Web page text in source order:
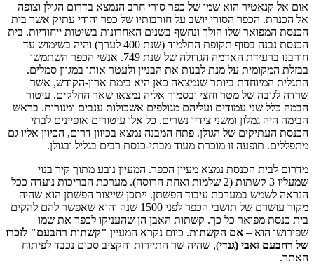
אום אל קנאטיר הוא שמו של כפר סורי חרב הנמצא בדרום הגולן וצופה
אל הכנרת. הכפר הסורי יושב על חורבותיו של כפר יהודי עתיק אשר בית
הכנסת המפואר שלו הולך ונחשף בשנים האחרונות בשיטות ייחודיות. בית
הכנסת נבנה בסוף תקופת התלמוד (שנת 400 לערך) והיה בשימוש עד
חורבנו ברעידת האדמה הגדולה של שנת 749. אנשי הכפר השתמשו
בבזלת המקומית על מנת לבנות את הבניין ולעטר אותו במגוון סמלים.
התגלית המיוחדת ביותר שנמצאה כאן היא בימת ארון-הקודש, אשר
שרדה לגובה של מטר וחצי ובסמוך אליה נמצאו שאר החלקים. עיטור
הבמה כלל שני עמודים ועליהם מגולפים אשכולות ענבים ומנורות. בראש
הבימה היה גמלון ומשני צידיו נשרים. כל אלו עיטורים אופיינים לבתי
הכנסת העתיקים של הגולן. פתח המבנה נמצא בכיוון דרום, הכיוון אליו גם
מתפללים. תופעה זו מוכרת מעוד מבתי-כנסת רבים בגליל ובגולן.
מדרום לבית הכנסת נמצא מעיין הכפר. המעיין נובע מתוך קיר בנוי
שמעליו 3 קשתות (2 שלמות ואחת הרוסה). מערכת הבריכות נועדה ככל
הנראה לשמש במערכת עיבוד הפשתן. ייתכן שייצור הפשתן הוא שהיה
מקור עושרם של תושבי הכפר לפני 1500 שנה והוא שאפשר להם להקים
בית כנסת מפואר כל כך. קשתות האבן הן שהעניקו לכפר את שמו
שפירושו הוא – אם הקשתות. כיום נקרא המעיין "קשתות רחבעם" לזכרו
של רחבעם זאבי (גנדי), שהיה שר התיירות והקציב סכום נכבד לפיתוח
האתר.